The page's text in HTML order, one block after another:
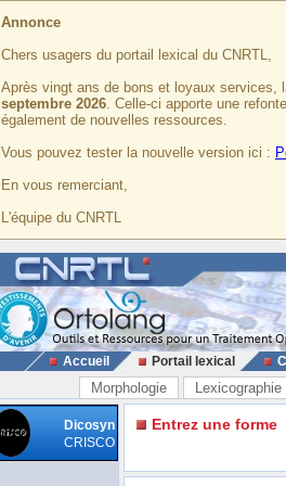
Annonce
Chers usagers du portail lexical du CNRTL,
Après vingt ans de bons et loyaux services,
septembre 2026. Celle-ci apporte une
également de nouvelles ressources.
Vous pouvez tester la nouvelle version ici :
En vous remerciant,
L'équipe du CNRTL
Accueil Portail lexical
Morphologie Lexicographie
Dicosyn
CRISCO
Entrez une forme